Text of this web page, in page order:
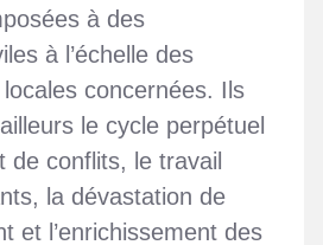
à des
à l’échelle des
concernées. Ils
le cycle perpétuel
de conflits, le travail
la dévastation de
et l’enrichissement des